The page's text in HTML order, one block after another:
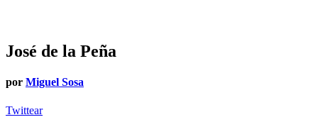
José de la Peña
por Miguel Sosa
Twittear